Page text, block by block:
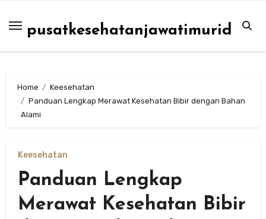
content
pusatkesehatanjawatimurid
Home
Keesehatan
Panduan Lengkap Merawat Kesehatan Bibir dengan Bahan
Alami
Keesehatan
Panduan Lengkap
Merawat Kesehatan Bibir